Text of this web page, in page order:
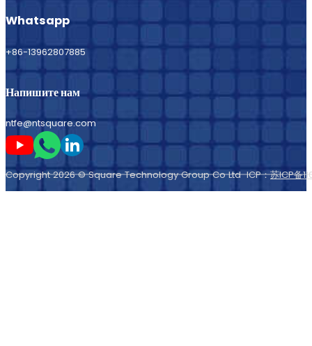
Whatsapp
+86-13962807885
Напишите нам
ntfe@ntsquare.com
Следите за мной на Youtube
Следите за мной в Whatsapp
Следите за мной на LinkedIn
Copyright 2026 © Square Technology Group Co Ltd ICP：苏ICP备